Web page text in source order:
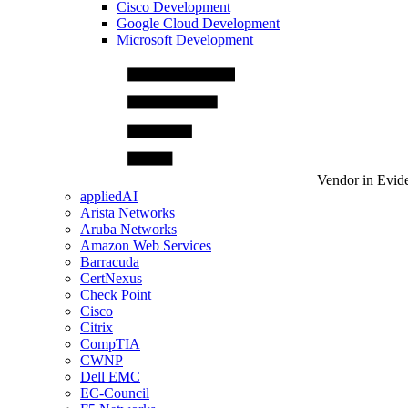
Cisco Development
Google Cloud Development
Microsoft Development
Vendor in
appliedAI
Arista Networks
Aruba Networks
Amazon Web Services
Barracuda
CertNexus
Check Point
Cisco
Citrix
CompTIA
CWNP
Dell EMC
EC-Council